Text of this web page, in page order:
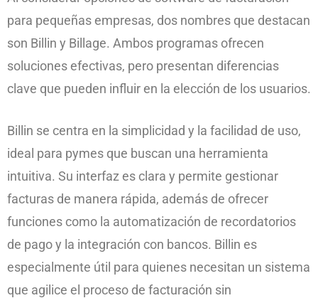
para pequeñas empresas, dos nombres que destacan
son Billin y Billage. Ambos programas ofrecen
soluciones efectivas, pero presentan diferencias
clave que pueden influir en la elección de los usuarios.
Billin se centra en la simplicidad y la facilidad de uso,
ideal para pymes que buscan una herramienta
intuitiva. Su interfaz es clara y permite gestionar
facturas de manera rápida, además de ofrecer
funciones como la automatización de recordatorios
de pago y la integración con bancos. Billin es
especialmente útil para quienes necesitan un sistema
que agilice el proceso de facturación sin